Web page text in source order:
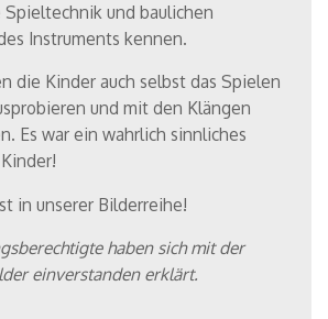
Spieltechnik und baulichen
Instruments kennen.
die Kinder auch selbst das Spielen
und mit den Klängen
Es war ein wahrlich sinnliches
in unserer Bilderreihe!
haben sich mit der
einverstanden erklärt.